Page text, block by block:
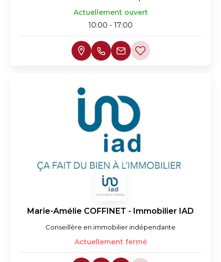
Actuellement ouvert
10:00 - 17:00
Marie-Amélie COFFINET - Immobilier IAD
Conseillère en immobilier indépendante
Actuellement fermé